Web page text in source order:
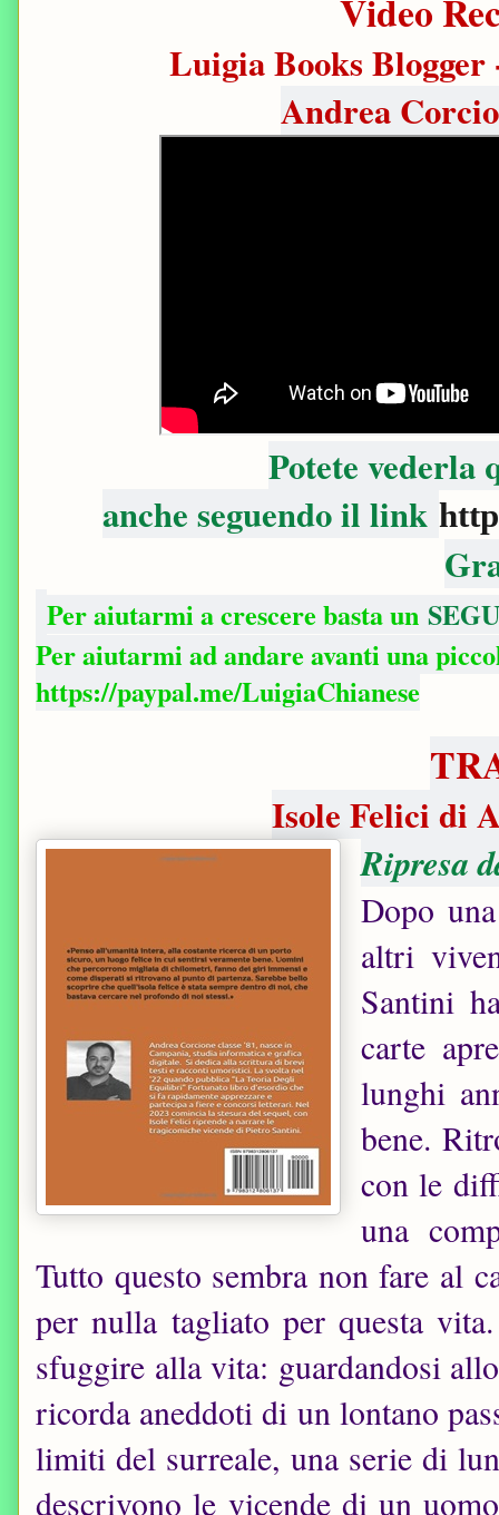
Video
Luigia Books
Andrea
Potete vederla
anche seguendo il link
Per aiutarmi a crescere basta un
Per aiutarmi ad andare avanti una
https://paypal.me/LuigiaChianese
Isole Felici di
Ripresa
Dopo
altri
Santini
carte
lunghi
bene.
con le
una
Tutto questo sembra non fare al
per nulla tagliato per questa
sfuggire alla vita: guardandosi
ricorda aneddoti di un lontano
limiti del surreale, una serie di
descrivono le vicende di un